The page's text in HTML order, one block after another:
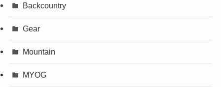
Backcountry
Gear
Mountain
MYOG